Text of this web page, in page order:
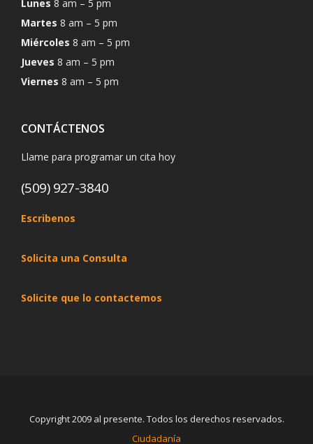
Lunes 8 am – 5 pm
Martes 8 am – 5 pm
Miércoles 8 am – 5 pm
Jueves 8 am – 5 pm
Viernes 8 am – 5 pm
CONTÁCTENOS
Llame para programar un cita hoy
(509) 927-3840
Escribenos
Solicita una Consulta
Solicite que lo contactemos
Copyright 2009 al presente. Todos los derechos reservados.
Ciudadanía